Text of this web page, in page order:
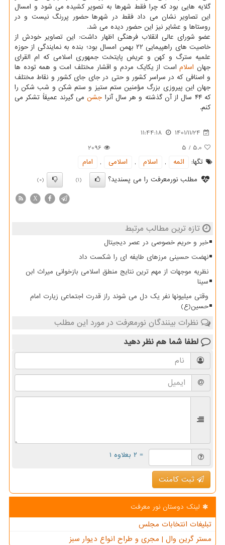
گلایه هایی بود که چرا فقط شهرها به تصویر کشیده می شود و امسال
این تصاویر نشان می داد فقط در شهرها حضور پررنگ نیست و در
روستاها و عشایر نیز این حضور دیده می شد.
عضو شورای عالی انقلاب فرهنگی اظهار داشت: این تصاویر خودش از
خاصیت های راهپیمایی ۲۲ بهمن امسال بود؛ بنده به نمایندگی از حوزه
علمیه سترگ و کهن و عریض پایتخت جمهوری اسلامی که ام القرای
جهان اسلاماست از یکایک مردم و اقشار مختلف امت و همه توده ها
و اصنافی که در سراسر کشور و حتی در جای جای کشور و نقاط مختلف
جهان این پیروزی بزرگ مؤمنین ستم ستیز و ستم شکن و شب شکن را
که ۴۴ سال از آن گذشته و هر سال آنرا
جشنمی گیرند عمیقاً تشکر می
کنم.
1401/11/24
11:44:18
5.0
/
5
2096
تگها:
ائمه , اسلام , اسلامی ,
امام
مطلب نورمعرفت را می پسندید؟
(1)
(0)
X
تازه ترین مطالب مرتبط
خبر و حریم خصوصی در عصر دیجیتال
نهضت حسینی مرزهای طایفه ای را شکست داد
نظریه موجهات از مهم ترین نتایج منطق اسلامی بازخوانی میراث ابن
سینا
وقتی میلیونها نفر یک دل می شوند راز قدرت اجتماعی زیارت امام
حسین(ع)
نظرات بینندگان نورمعرفت در مورد این مطلب
لطفا شما هم نظر دهید
= ۲ بعلاوه ۱
ثبت کامنت
لینک دوستان نور معرفت
تبلیغات انتخابات مجلس
مستر گرین وال | مجری و طراح انواع دیوار سبز